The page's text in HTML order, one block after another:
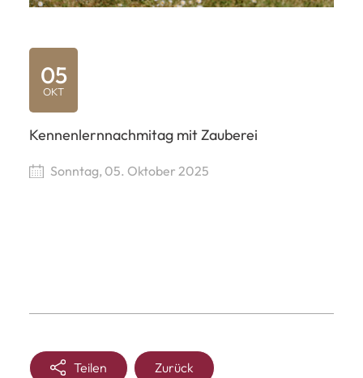
05
OKT
Kennenlernnachmitag mit Zauberei
Sonntag, 05. Oktober 2025
Teilen Zurück